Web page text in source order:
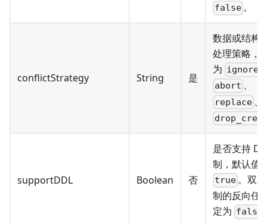
false 。
conflictStrategy String 是
数据或结构
处理策略，
为 ignore
abort 、
replace 、
supportDDL Boolean 否
是否支持
制，默认值
true 。双
制的反向任
定为 false